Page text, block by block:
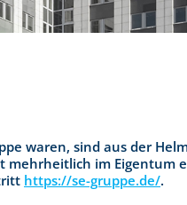
waren, sind aus der
mehrheitlich im Eigentum
https://se-gruppe.de/.